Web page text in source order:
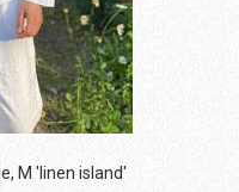
M 'linen island'